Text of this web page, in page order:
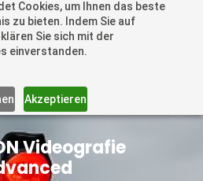
Cookies, um Ihnen das beste
zu bieten. Indem Sie auf
Sie sich mit der
einverstanden.
Akzeptieren
oder +49 157 3598 0006
Videografie